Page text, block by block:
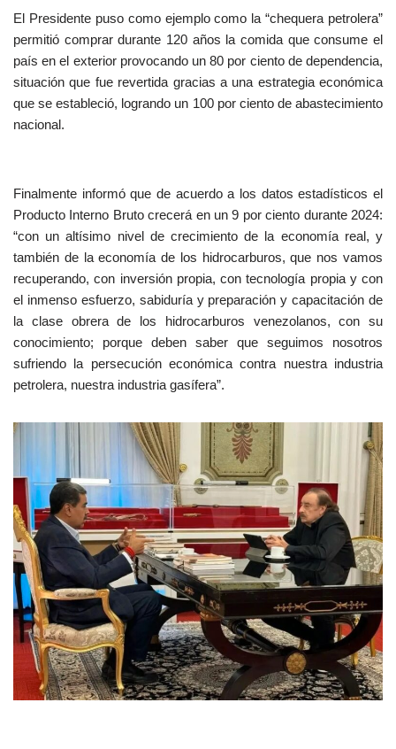
El Presidente puso como ejemplo como la “chequera petrolera”
permitió comprar durante 120 años la comida que consume el
país en el exterior provocando un 80 por ciento de dependencia,
situación que fue revertida gracias a una estrategia económica
que se estableció, logrando un 100 por ciento de abastecimiento
nacional.
Finalmente informó que de acuerdo a los datos estadísticos el
Producto Interno Bruto crecerá en un 9 por ciento durante 2024:
“con un altísimo nivel de crecimiento de la economía real, y
también de la economía de los hidrocarburos, que nos vamos
recuperando, con inversión propia, con tecnología propia y con
el inmenso esfuerzo, sabiduría y preparación y capacitación de
la clase obrera de los hidrocarburos venezolanos, con su
conocimiento; porque deben saber que seguimos nosotros
sufriendo la persecución económica contra nuestra industria
petrolera, nuestra industria gasífera”.